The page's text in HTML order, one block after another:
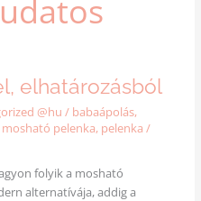
elhatározásból
@hu / babaápolás,
mosható pelenka, pelenka /
folyik a mosható
alternatívája, addig a